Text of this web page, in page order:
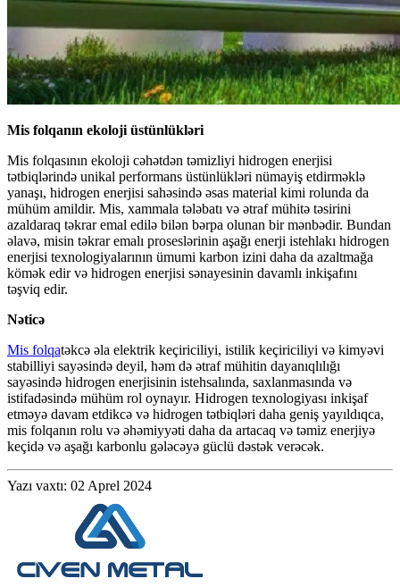
Mis folqanın ekoloji üstünlükləri
Mis folqasının ekoloji cəhətdən təmizliyi hidrogen enerjisi
tətbiqlərində unikal performans üstünlükləri nümayiş etdirməklə
yanaşı, hidrogen enerjisi sahəsində əsas material kimi rolunda da
mühüm amildir. Mis, xammala tələbatı və ətraf mühitə təsirini
azaldaraq təkrar emal edilə bilən bərpa olunan bir mənbədir. Bundan
əlavə, misin təkrar emalı proseslərinin aşağı enerji istehlakı hidrogen
enerjisi texnologiyalarının ümumi karbon izini daha da azaltmağa
kömək edir və hidrogen enerjisi sənayesinin davamlı inkişafını
təşviq edir.
Nəticə
Mis folqatəkcə əla elektrik keçiriciliyi, istilik keçiriciliyi və kimyəvi
stabilliyi sayəsində deyil, həm də ətraf mühitin dayanıqlılığı
sayəsində hidrogen enerjisinin istehsalında, saxlanmasında və
istifadəsində mühüm rol oynayır. Hidrogen texnologiyası inkişaf
etməyə davam etdikcə və hidrogen tətbiqləri daha geniş yayıldıqca,
mis folqanın rolu və əhəmiyyəti daha da artacaq və təmiz enerjiyə
keçidə və aşağı karbonlu gələcəyə güclü dəstək verəcək.
Yazı vaxtı: 02 Aprel 2024